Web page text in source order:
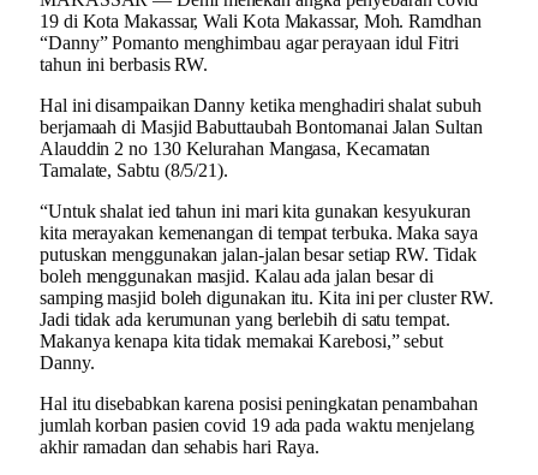
19 di Kota Makassar, Wali Kota Makassar, Moh. Ramdhan
“Danny” Pomanto menghimbau agar perayaan idul Fitri
tahun ini berbasis RW.
Hal ini disampaikan Danny ketika menghadiri shalat subuh
berjamaah di Masjid Babuttaubah Bontomanai Jalan Sultan
Alauddin 2 no 130 Kelurahan Mangasa, Kecamatan
Tamalate, Sabtu (8/5/21).
“Untuk shalat ied tahun ini mari kita gunakan kesyukuran
kita merayakan kemenangan di tempat terbuka. Maka saya
putuskan menggunakan jalan-jalan besar setiap RW. Tidak
boleh menggunakan masjid. Kalau ada jalan besar di
samping masjid boleh digunakan itu. Kita ini per cluster RW.
Jadi tidak ada kerumunan yang berlebih di satu tempat.
Makanya kenapa kita tidak memakai Karebosi,” sebut
Danny.
Hal itu disebabkan karena posisi peningkatan penambahan
jumlah korban pasien covid 19 ada pada waktu menjelang
akhir ramadan dan sehabis hari Raya.